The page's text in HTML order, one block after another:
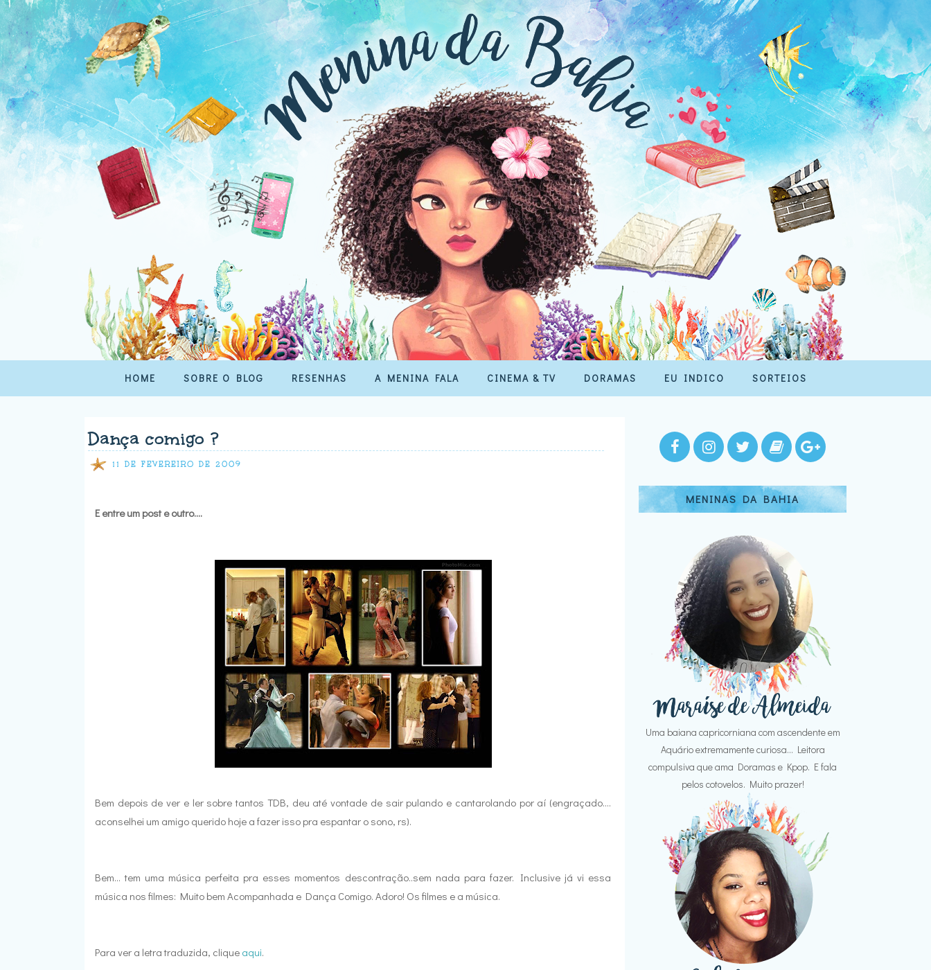
HOME SOBRE O BLOG RESENHAS A MENINA FALA CINEMA & TV DORAMAS EU INDICO SORTEIOS
Dança comigo ?
11 DE FEVEREIRO DE 2009
E entre um post e outro....
Bem depois de ver e ler sobre tantos TDB, deu até vontade de sair pulando e cantarolando por aí (engraçado....
aconselhei um amigo querido hoje a fazer isso pra espantar o sono, rs).
Bem... tem uma música perfeita pra esses momentos descontração..sem nada para fazer. Inclusive já vi essa
música nos filmes: Muito bem Acompanhada e Dança Comigo. Adoro! Os filmes e a música.
Para ver a letra traduzida, clique aqui.
MENINAS DA BAHIA
Uma baiana capricorniana com ascendente em
Aquário extremamente curiosa... Leitora
compulsiva que ama Doramas e Kpop. E fala
pelos cotovelos. Muito prazer!